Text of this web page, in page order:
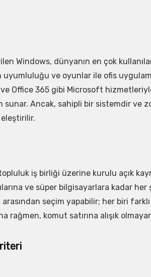
Windows, dünyanın en çok
uyumluluğu ve oyunlar ile ofis
ve Office 365 gibi Microsoft
sunar. Ancak, sahipli bir sistemdir ve
eleştirilir.
iş birliği üzerine kurulu açık
ve süper bilgisayarlara kadar her
arasından seçim yapabilir; her biri
rağmen, komut satırına alışık